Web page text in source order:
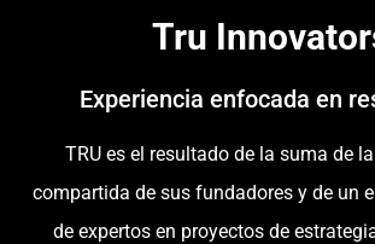
Tru
Experiencia enfocada en
TRU es el resultado de la suma de
compartida de sus fundadores y de un
de expertos en proyectos de